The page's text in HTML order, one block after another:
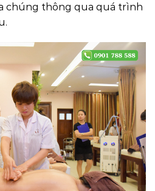
chúng thông qua quá trình